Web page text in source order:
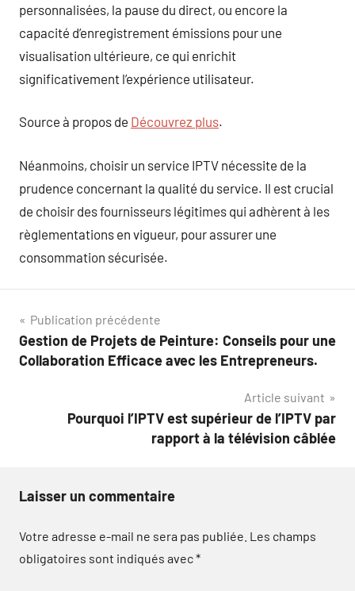
personnalisées, la pause du direct, ou encore la
capacité d’enregistrement émissions pour une
visualisation ultérieure, ce qui enrichit
significativement l’expérience utilisateur.
Source à propos de Découvrez plus.
Néanmoins, choisir un service IPTV nécessite de la
prudence concernant la qualité du service. Il est crucial
de choisir des fournisseurs légitimes qui adhèrent à les
règlementations en vigueur, pour assurer une
consommation sécurisée.
Navigation
de
Publication précédente
Gestion de Projets de Peinture: Conseils pour une
Collaboration Efficace avec les Entrepreneurs.
Article suivant
Pourquoi l’IPTV est supérieur de l’IPTV par
rapport à la télévision câblée
Laisser un commentaire
Votre adresse e-mail ne sera pas publiée. Les champs
obligatoires sont indiqués avec*